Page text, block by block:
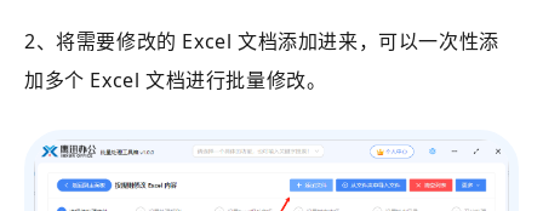
2、将需要修改的 Excel 文档添加进来，可以一次性添
加多个 Excel 文档进行批量修改。